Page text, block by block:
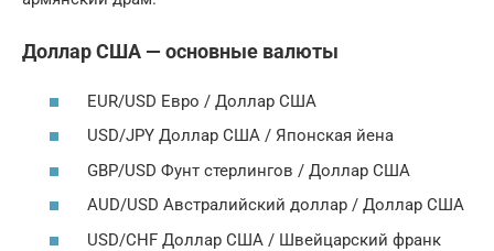
Доллар США — основные валюты
EUR/USD Евро / Доллар США
USD/JPY Доллар США / Японская йена
GBP/USD Фунт стерлингов / Доллар США
AUD/USD Австралийский доллар / Доллар США
USD/CHF Доллар США / Швейцарский франк